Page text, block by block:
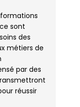
formations
sont
des
métiers de
par des
réussir